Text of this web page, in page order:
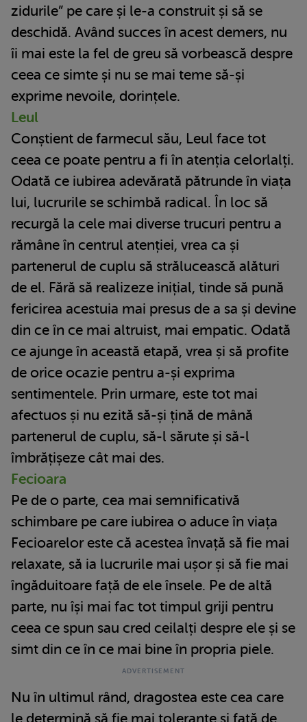
zidurile” pe care și le-a construit și să se
deschidă. Având succes în acest demers, nu
îi mai este la fel de greu să vorbească despre
ceea ce simte și nu se mai teme să-și
exprime nevoile, dorințele.
Leul
Conștient de farmecul său, Leul face tot
ceea ce poate pentru a fi în atenția celorlalți.
Odată ce iubirea adevărată pătrunde în viața
lui, lucrurile se schimbă radical. În loc să
recurgă la cele mai diverse trucuri pentru a
rămâne în centrul atenției, vrea ca și
partenerul de cuplu să strălucească alături
de el. Fără să realizeze inițial, tinde să pună
fericirea acestuia mai presus de a sa și devine
din ce în ce mai altruist, mai empatic. Odată
ce ajunge în această etapă, vrea și să profite
de orice ocazie pentru a-și exprima
sentimentele. Prin urmare, este tot mai
afectuos și nu ezită să-și țină de mână
partenerul de cuplu, să-l sărute și să-l
îmbrățișeze cât mai des.
Fecioara
Pe de o parte, cea mai semnificativă
schimbare pe care iubirea o aduce în viața
Fecioarelor este că acestea învață să fie mai
relaxate, să ia lucrurile mai ușor și să fie mai
îngăduitoare față de ele însele. Pe de altă
parte, nu își mai fac tot timpul griji pentru
ceea ce spun sau cred ceilalți despre ele și se
simt din ce în ce mai bine în propria piele.
Nu în ultimul rând, dragostea este cea care
le determină să fie mai tolerante și față de